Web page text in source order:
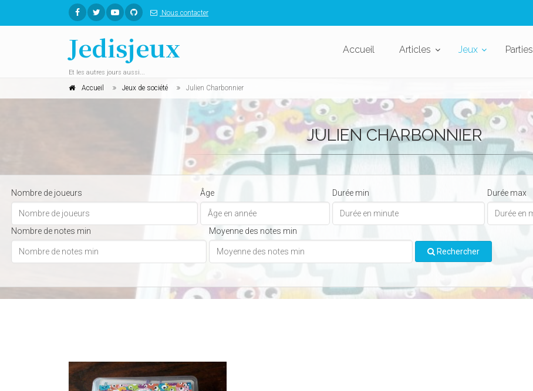
Nous contacter
Jedisjeux
Et les autres jours aussi...
Accueil Articles Jeux Parties
Accueil Jeux de société Julien Charbonnier
JULIEN CHARBONNIER
Nombre de joueurs Âge Durée min Durée max
Nombre de notes min Moyenne des notes min
Rechercher